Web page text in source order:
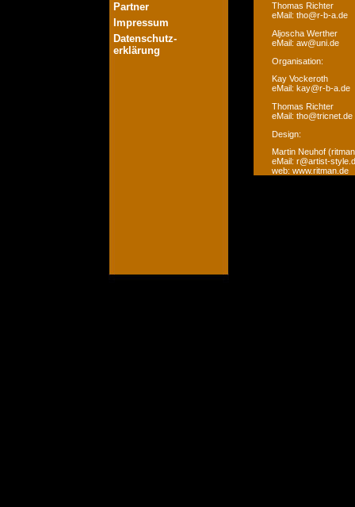
Partner
Impressum
Datenschutz-
erklärung
Thomas Richter
eMail: tho@r-b-a.de
Aljoscha Werther
eMail: aw@uni.de
Organisation:
Kay Vockeroth
eMail: kay@r-b-a.de
Thomas Richter
eMail: tho@tricnet.de
Design:
Martin Neuhof
eMail: r@artist-
web: www.ritman.de